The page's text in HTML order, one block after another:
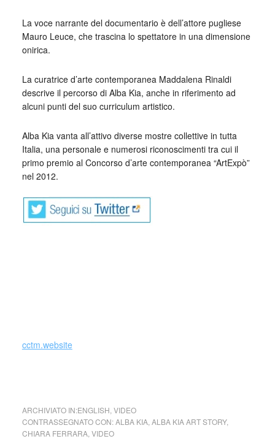
La voce narrante del documentario è dell’attore pugliese
Mauro Leuce, che trascina lo spettatore in una dimensione
onirica.
La curatrice d’arte contemporanea Maddalena Rinaldi
descrive il percorso di Alba Kia, anche in riferimento ad
alcuni punti del suo curriculum artistico.
Alba Kia vanta all’attivo diverse mostre collettive in tutta
Italia, una personale e numerosi riconoscimenti tra cui il
primo premio al Concorso d’arte contemporanea “ArtExpò”
nel 2012.
cctm.website
ARCHIVIATO IN:ENGLISH VIDEO
CONTRASSEGNATO CON:ALBA KIA, ALBA KIA ART STORY,
CHIARA FERRARA, VIDEO